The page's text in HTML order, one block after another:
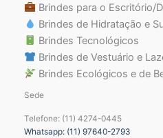
Brindes para o Escritório/
Brindes de Hidratação e
Brindes Tecnológicos
Brindes de Vestuário e
Brindes Ecológicos e de
Sede
Telefone: (11) 4274-0445
Whatsapp: (11) 97640-2793